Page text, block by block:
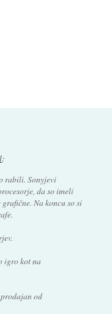
:
rabili. Sonyjevi
da so imeli
Na koncu so si
igro kot na
od